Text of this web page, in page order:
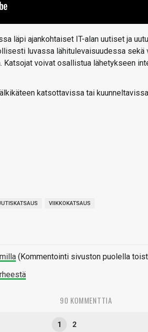
läpi ajankohtaiset IT-alan uutiset ja
luvassa lähitulevaisuudessa
voivat osallistua lähetykseen
katsottavissa tai
VIIKKOKATSAUS
(Kommentointi sivuston puolella
90 KOMMENTTIA
1 2